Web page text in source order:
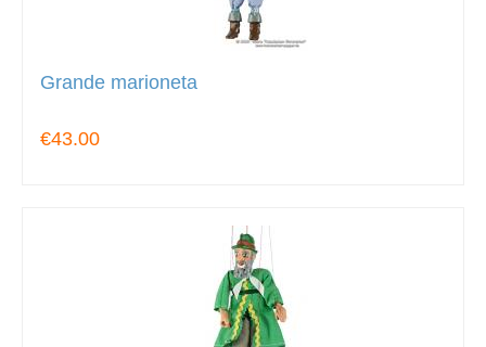
Grande marioneta
€43.00